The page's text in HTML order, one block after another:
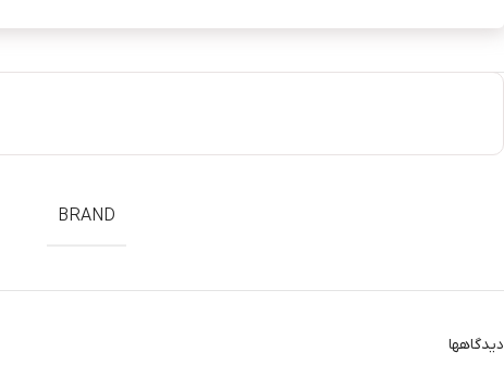
BRAND
دیدگاهها